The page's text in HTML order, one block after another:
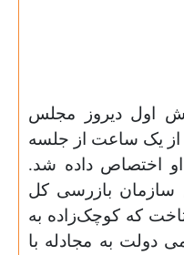
اول دیروز مجلس
یک ساعت از جلسه
اختصاص داده شد.
بازرسی کل
که کوچک‌زاده به
دولت به مجادله با